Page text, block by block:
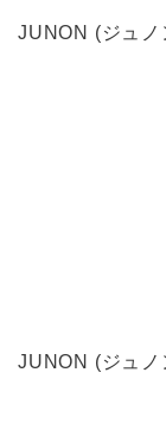
JUNON (ジュ
JUNON (ジュ